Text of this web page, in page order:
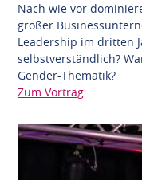
Nach wie vor
großer
Leadership im dritten
selbstverständlich?
Gender-Thematik?
Zum Vortrag